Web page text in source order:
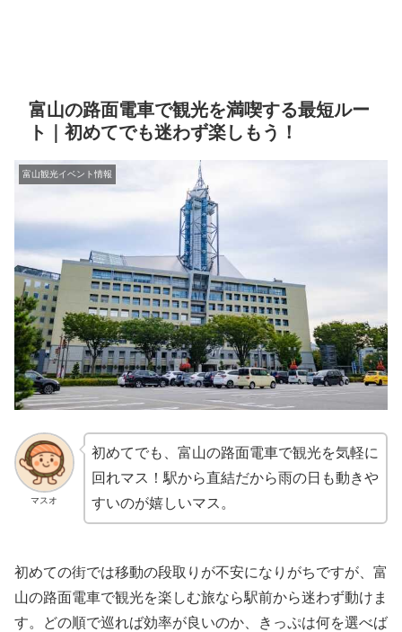
富山の路面電車で観光を満喫する最短ルー
ト｜初めてでも迷わず楽しもう！
富山観光イベント情報
マスオ
初めてでも、富山の路面電車で観光を気軽に
回れマス！駅から直結だから雨の日も動きや
すいのが嬉しいマス。
初めての街では移動の段取りが不安になりがちですが、富
山の路面電車で観光を楽しむ旅なら駅前から迷わず動けま
す。どの順で巡れば効率が良いのか、きっぷは何を選べば